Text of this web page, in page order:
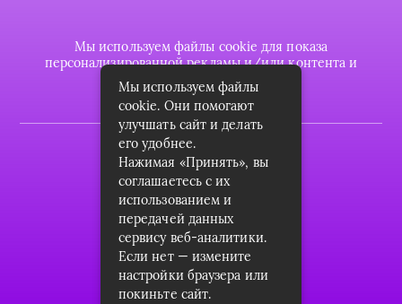
Мы используем файлы cookie для показа
персонализированной рекламы и/или контента и
анализа нашего трафика.
2022 © plasttrubkomplekt.ru
Карта сайта
Контакты
О проекте
Пользовательское соглашение
Мы используем файлы
cookie. Они помогают
улучшать сайт и делать
его удобнее.
Нажимая «Принять», вы
соглашаетесь с их
использованием и
передачей данных
сервису веб-аналитики.
Если нет — измените
настройки браузера или
покиньте сайт.